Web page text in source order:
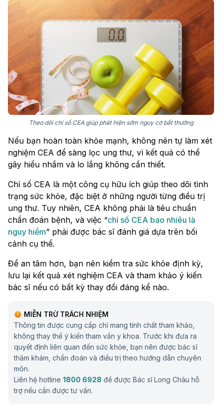
Theo dõi chỉ số CEA giúp phát hiện sớm nguy cơ bất thường
Nếu bạn hoàn toàn khỏe mạnh, không nên tự làm xét
nghiệm CEA để sàng lọc ung thư, vì kết quả có thể
gây hiểu nhầm và lo lắng không cần thiết.
Chỉ số CEA là một công cụ hữu ích giúp theo dõi tình
trạng sức khỏe, đặc biệt ở những người từng điều trị
ung thư. Tuy nhiên, CEA không phải là tiêu chuẩn
chẩn đoán bệnh, và việc “chỉ số CEA bao nhiêu là
nguy hiểm” phải được bác sĩ đánh giá dựa trên bối
cảnh cụ thể.
Để an tâm hơn, bạn nên kiểm tra sức khỏe định kỳ,
lưu lại kết quả xét nghiệm CEA và tham khảo ý kiến
bác sĩ nếu có bất kỳ thay đổi đáng kể nào.
MIỄN TRỪ TRÁCH NHIỆM
Thông tin được cung cấp chỉ mang tính chất tham khảo,
không thay thế ý kiến tham vấn y khoa. Trước khi đưa ra
quyết định liên quan đến sức khỏe, bạn nên được bác sĩ
thăm khám, chẩn đoán và điều trị theo hướng dẫn chuyên
môn.
Liên hệ hotline 1800 6928 để được Bác sĩ Long Châu hỗ
trợ nếu cần được tư vấn.